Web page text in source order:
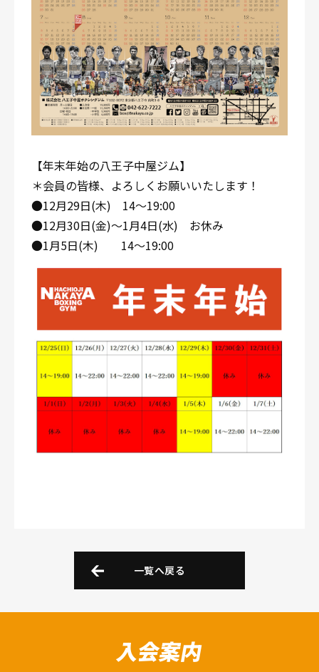
【年末年始の八王子中屋ジム】
＊会員の皆様、よろしくお願いいたします！
●12月29日(木) 14～19:00
●12月30日(金)～1月4日(水) お休み
●1月5日(木) 14～19:00
一覧へ戻る
入会案内